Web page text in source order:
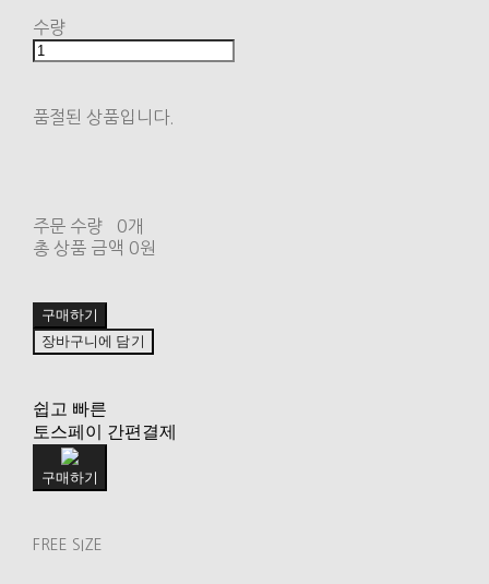
수량
품절된 상품입니다.
주문 수량
0개
총 상품 금액 0원
구매하기
장바구니에 담기
쉽고 빠른
토스페이 간편결제
구매하기
FREE SIZE